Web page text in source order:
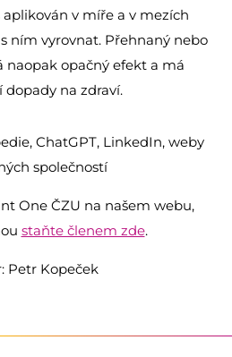
v míře a v mezích
ním vyrovnat. Přehnaný nebo
naopak opačný efekt a má
dopady na zdraví.
ChatGPT, LinkedIn, weby
společností
One ČZU na našem webu,
staňte členem zde.
Petr Kopeček